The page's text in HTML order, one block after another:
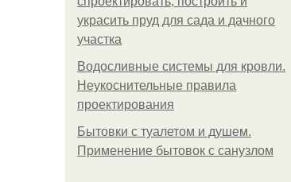
украсить пруд для сада и дачного
участка
Водосливные системы для кровли.
Неукоснительные правила
проектирования
Бытовки с туалетом и душем.
Применение бытовок с санузлом